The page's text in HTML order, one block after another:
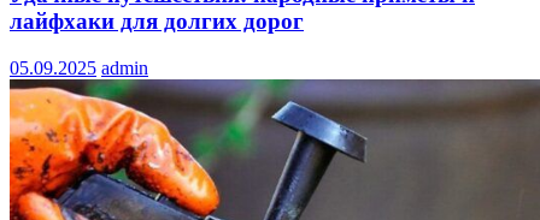
лайфхаки для долгих дорог
05.09.2025 admin